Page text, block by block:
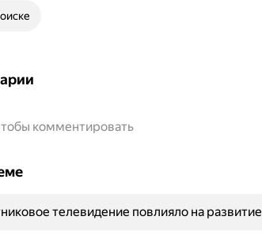
комментировать
телевидение повлияло на